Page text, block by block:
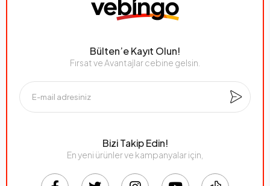
Bülten’e Kayıt Olun!
Fırsat ve Avantajlar cebine gelsin.
Bizi Takip Edin!
En yeni ürünler ve kampanyalar için,